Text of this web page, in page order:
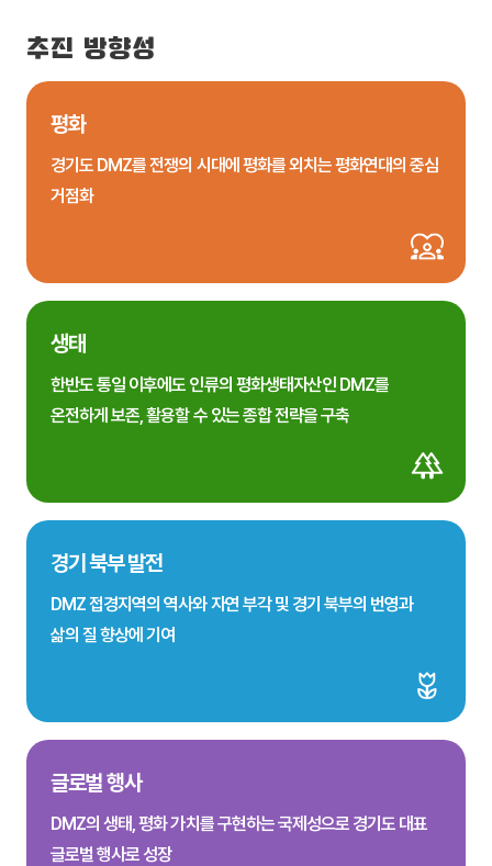
추진 방향성
평화
경기도 DMZ를 전쟁의 시대에 평화를 외치는 평화연대의 중심
거점화
생태
한반도 통일 이후에도 인류의 평화생태자산인 DMZ를
온전하게 보존, 활용할 수 있는 종합 전략을 구축
경기 북부 발전
DMZ 접경지역의 역사와 자연 부각 및 경기 북부의 번영과
삶의 질 향상에 기여
글로벌 행사
DMZ의 생태, 평화 가치를 구현하는 국제성으로 경기도 대표
글로벌 행사로 성장